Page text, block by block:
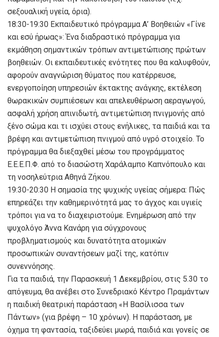
σεξουαλική υγεία, όρια).
18:30-19:30 Εκπαιδευτικό πρόγραμμα Α’ Βοηθειών «Γίνε
και εσύ ήρωας»: Ένα διαδραστικό πρόγραμμα για
εκμάθηση σημαντικών τρόπων αντιμετώπισης πρώτων
βοηθειών. Οι εκπαιδευτικές ενότητες που θα καλυφθούν,
αφορούν αναγνώριση θύματος που κατέρρευσε,
ενεργοποίηση υπηρεσιών έκτακτης ανάγκης, εκτέλεση
θωρακικών συμπιέσεων και απελευθέρωση αεραγωγού,
ασφαλή χρήση απινιδωτή, αντιμετώπιση πνιγμονής από
ξένο σώμα και τι ισχύει στους ενήλικες, τα παιδιά και τα
βρέφη και αντιμετώπιση πνιγμού από υγρό στοιχείο. Το
πρόγραμμα θα διεξαχθεί μέσω του προγράμματος
Ε.Ε.Ε.Π.Φ. από το διασώστη Χαράλαμπο Καπνόπουλο και
τη νοσηλεύτρια Αθηνά Ζήκου.
19:30-20:30 Η σημασία της ψυχικής υγείας σήμερα: Πώς
επηρεάζει την καθημερινότητά μας το άγχος και υγιείς
τρόποι για να το διαχειριστούμε. Ενημέρωση από την
ψυχολόγο Άννα Κανάρη για σύγχρονους
προβληματισμούς και δυνατότητα ατομικών
προσωπικών συναντήσεων μαζί της, κατόπιν
συνεννόησης.
Για τα παιδιά, την Παρασκευή 1 Δεκεμβρίου, στις 5.30 το
απόγευμα, θα ανέβει στο Συνεδριακό Κέντρο Πραμάντων
η παιδική θεατρική παράσταση «Η Βασίλισσα των
Πάντων» (για βρέφη – 10 χρόνων). Η παράσταση, με
όχημα τη φαντασία, ταξιδεύει μωρά, παιδιά και γονείς σε